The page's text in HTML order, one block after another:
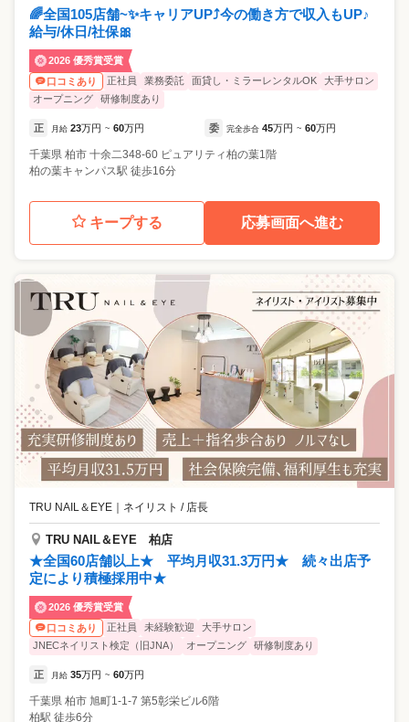
🌈全国105店舗~✨キャリアUP⤴️今の働き方で収入もUP♪
給与/休日/社保🎀
2026 優秀賞受賞
口コミあり
正社員 業務委託 面貸し・ミラーレンタルOK
大手サロン
オープニング
研修制度あり
正 月給 23万円 ~ 60万円 委 完全歩合 45万円 ~ 60万円
千葉県 柏市 十余二348-60 ピュアリティ柏の葉1階
柏の葉キャンパス駅 徒歩16分
キープする 応募画面へ進む
TRU NAIL＆EYE ｜ ネイリスト / 店長
TRU NAIL＆EYE 柏店
★全国60店舗以上★ 平均月収31.3万円★ 続々出店予
定により積極採用中★
2026 優秀賞受賞
口コミあり
正社員 未経験歓迎
大手サロン
JNECネイリスト検定（旧JNA）
オープニング 研修制度あり
正 月給 35万円 ~ 60万円
千葉県 柏市 旭町1-1-7 第5彰栄ビル6階
柏駅 徒歩6分